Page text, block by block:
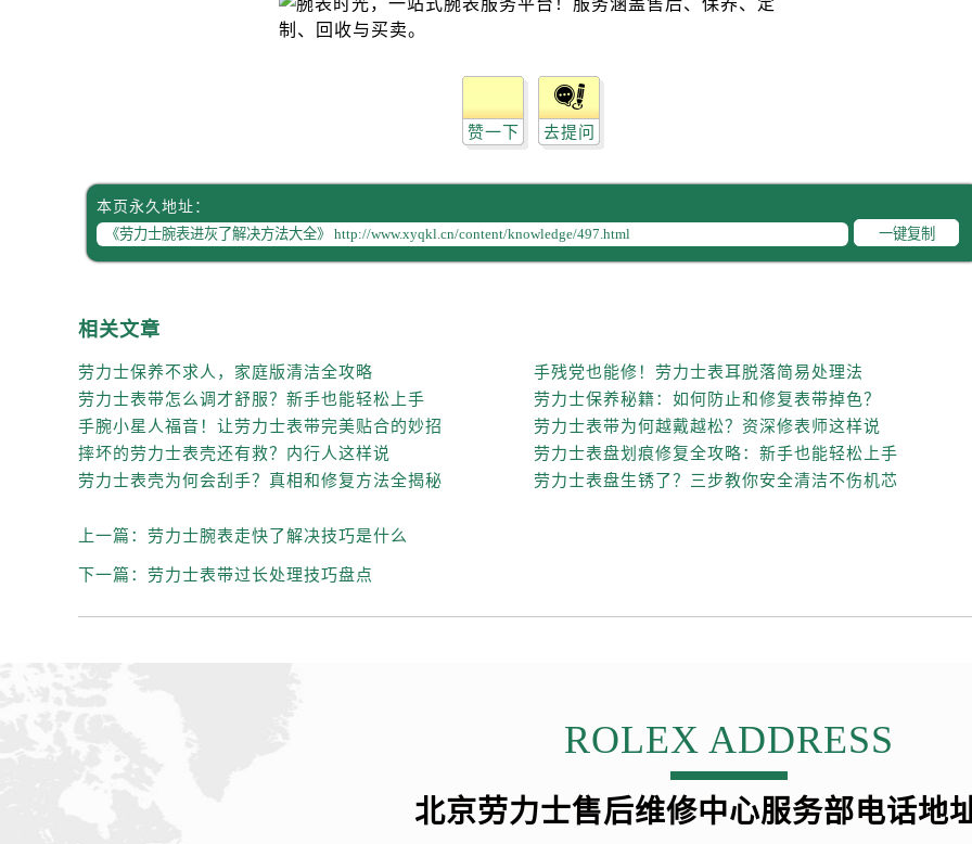
吉林省松原市宁江区五环大街劳力士售后服务中心（需提前预约）
吉林省延边市延吉市解放路劳力士售后服务中心（需提前预约）
辽宁省鞍山市铁东区站前街劳力士售后服务中心（需提前预约）
辽宁省本溪市平山区胜利路劳力士售后服务中心（需提前预约）
辽宁省抚顺市新抚区东一路劳力士售后服务中心（需提前预约）
辽宁省阜新市海州区解放大街劳力士售后服务中心（需提前预约）
辽宁省盘锦市兴隆台区石油大街劳力士售后服务中心（需提前预约）
辽宁省铁岭市银州区南马路劳力士售后服务中心（需提前预约）
辽宁省营口市站前区市府路与渤海大街交叉口劳力士售后服务中心（需提前预约）
辽宁省沈阳市沈河区中街路137号亨得利名表维修授权店1楼劳力士售后服务中心（需提前预约）
北京市朝阳区建国门外大街甲6号华熙国际中心D座11层1102室劳力士售后服务中心（需提前预约）
北京市东城区东长安街1号王府井东方广场W3座6层602室劳力士售后服务中心（需提前预约）
内蒙古自治区鄂尔多斯市东胜区伊金霍洛街劳力士售后服务中心（需提前预约）
内蒙古自治区呼伦贝尔市海拉尔区中央街劳力士售后服务中心（需提前预约）
内蒙古自治区通辽市科尔沁区明仁大街劳力士售后服务中心（需提前预约）
赞一下 去提问
本页永久地址：
一键复制
相关文章
劳力士保养不求人，家庭版清洁全攻略
手残党也能修！劳力士表耳脱落简易处理法
劳力士表带怎么调才舒服？新手也能轻松上手
劳力士保养秘籍：如何防止和修复表带掉色？
手腕小星人福音！让劳力士表带完美贴合的妙招
劳力士表带为何越戴越松？资深修表师这样说
摔坏的劳力士表壳还有救？内行人这样说
劳力士表盘划痕修复全攻略：新手也能轻松上手
劳力士表壳为何会刮手？真相和修复方法全揭秘
劳力士表盘生锈了？三步教你安全清洁不伤机芯
上一篇： 劳力士腕表走快了解决技巧是什么
下一篇： 劳力士表带过长处理技巧盘点
ROLEX ADDRESS
北京劳力士售后维修中心服务部电话地